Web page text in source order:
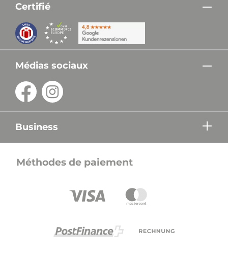
Certifié
Médias sociaux
Business
Méthodes de paiement